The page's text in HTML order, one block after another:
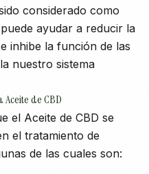
considerado como
ayudar a reducir la
inhibe la función de las
nuestro sistema
de CBD
el Aceite de CBD se
el tratamiento de
de las cuales son: